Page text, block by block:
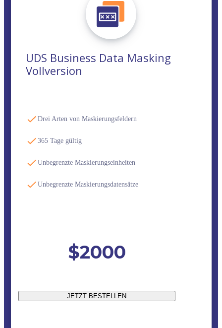
UDS Business Data Masking
Vollversion
Drei Arten von Maskierungsfeldern
365 Tage gültig
Unbegrenzte Maskierungseinheiten
Unbegrenzte Maskierungsdatensätze
$2000
JETZT BESTELLEN